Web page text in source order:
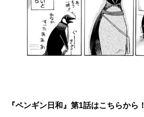
『ペンギン日和』第1話はこちらから！